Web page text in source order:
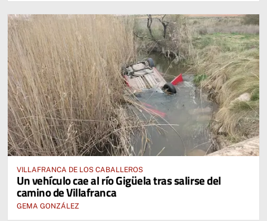
VILLAFRANCA DE LOS CABALLEROS
Un vehículo cae al río Gigüela tras salirse del
camino de Villafranca
GEMA GONZÁLEZ